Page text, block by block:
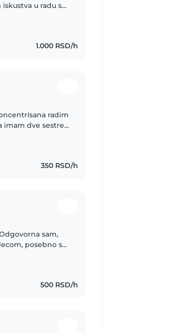
u radu s
1.000 RSD/h
radim
imam dve sestre i
350 RSD/h
posebno sa
500 RSD/h